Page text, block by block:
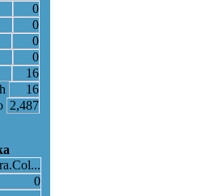
0
0
0
0
16
16
2,487
0